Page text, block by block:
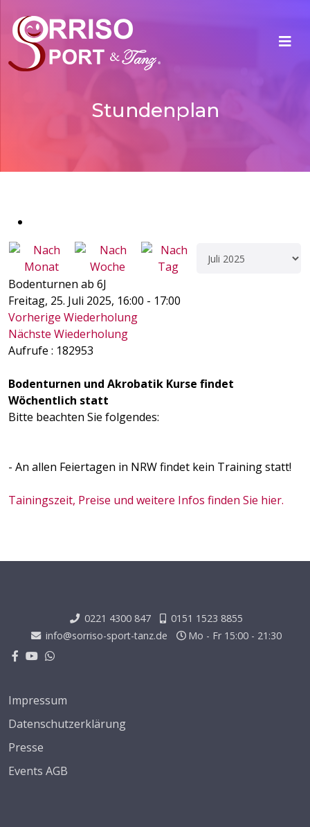
Stundenplan
Bodenturnen ab 6J
Freitag, 25. Juli 2025, 16:00 - 17:00
Vorherige Wiederholung
Nächste Wiederholung
Aufrufe : 182953
Bodenturnen und Akrobatik Kurse findet
Wöchentlich statt
Bitte beachten Sie folgendes:
- An allen Feiertagen in NRW findet kein Training statt!
Tainingszeit, Preise und weitere Infos finden Sie hier.
0221 4300 847
0151 1523 8855
info@sorriso-sport-tanz.de
Mo - Fr 15:00 - 21:30
Impressum
Datenschutzerklärung
Presse
Events AGB